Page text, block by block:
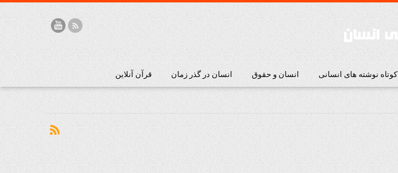
کوتاه نوشته های انسانی انسان و حقوق انسان در گذر زمان قرآن آنلاین